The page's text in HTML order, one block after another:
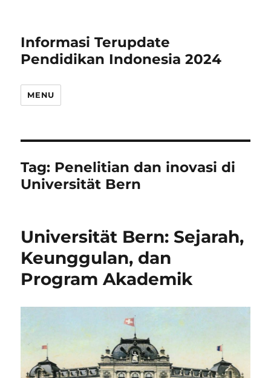
Informasi Terupdate
Pendidikan Indonesia 2024
MENU
Tag: Penelitian dan inovasi di
Universität Bern
Universität Bern: Sejarah,
Keunggulan, dan
Program Akademik